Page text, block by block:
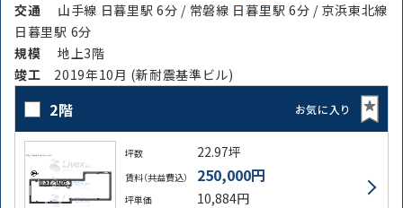
交通
山手線 日暮里駅 6分 / 常磐線 日暮里駅 6分 / 京浜東北線
日暮里駅 6分
規模
地上3階
竣⼯ 2019年10月 (新耐震基準ビル)
2階 お気に入り
坪数 22.97坪
賃料（共益費込） 250,000円
坪単価 10,884円